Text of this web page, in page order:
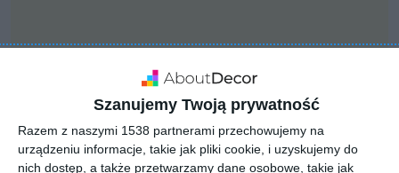
Szanujemy Twoją prywatność
Razem z naszymi 1538 partnerami przechowujemy na
urządzeniu informacje, takie jak pliki cookie, i uzyskujemy do
nich dostęp, a także przetwarzamy dane osobowe, takie jak
Sypialnia w czarnej,